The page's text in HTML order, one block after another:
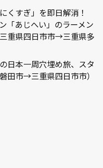
くすぎ」を即日解消！
「あじへい」のラーメン
重県四日市市→三重県多
日本一周穴埋め旅、スタ
田市→三重県四日市市）